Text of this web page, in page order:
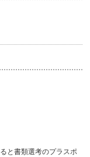
と書類選考のプラスポ